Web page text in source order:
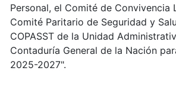
Personal, el Comité de Convivencia
Comité Paritario de Seguridad y
COPASST de la Unidad
Contaduría General de la Nación
2025-2027".